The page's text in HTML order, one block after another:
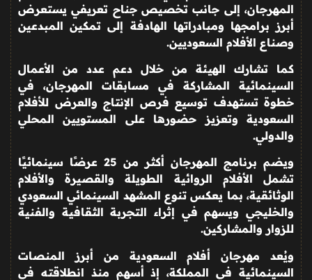
المهرجان، إلى جانب تخصيص جناح تعريفي يستعرض
أبرز برامجها ومبادراتها الهادفة إلى تمكين المبدعين
وصناع الأفلام السعوديين.
كما تشارك الهيئة من خلال دعم عدد من الأعمال
السينمائية المشاركة في مسابقات المهرجان، في
خطوة تستهدف توسيع فرص الإنتاج والعرض للأفلام
السعودية وتعزيز حضورها على المستويين المحلي
والدولي.
ويضم برنامج المهرجان أكثر من 25 عرضًا سينمائيًا
تشمل الأفلام الروائية الطويلة والقصيرة والأفلام
الوثائقية، بما يعكس تنوع المشهد السينمائي السعودي
والخليجي ويسهم في إثراء التجربة الثقافية والفنية
للزوار والمشاركين.
ويُعد مهرجان أفلام السعودية من أبرز المنصات
السينمائية في المملكة، إذ أسهم منذ انطلاقته في